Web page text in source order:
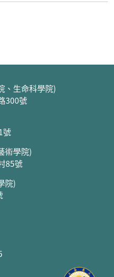
、生命科學院)
300號
號
術學院)
85號
院)